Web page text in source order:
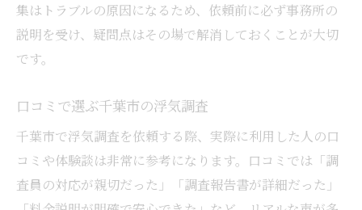
集はトラブルの原因になるため、依頼前に必ず事務所の
説明を受け、疑問点はその場で解消しておくことが大切
です。
口コミで選ぶ千葉市の浮気調査
千葉市で浮気調査を依頼する際、実際に利用した人の口
コミや体験談は非常に参考になります。口コミでは「調
査員の対応が親切だった」「調査報告書が詳細だった」